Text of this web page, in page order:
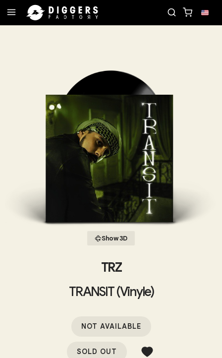
Show 3D
TRZ
TRANSIT (Vinyle)
NOT AVAILABLE
SOLD OUT